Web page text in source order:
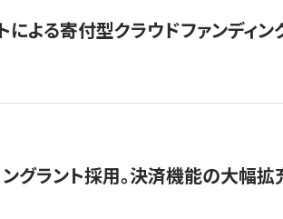
よる寄付型クラウドファンディ
グラント採用。決済機能の大幅